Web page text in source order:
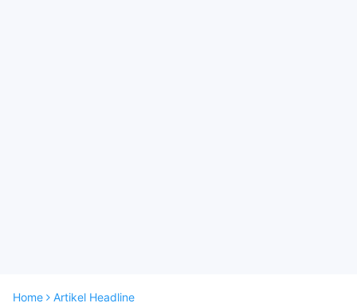
Home Artikel Headline